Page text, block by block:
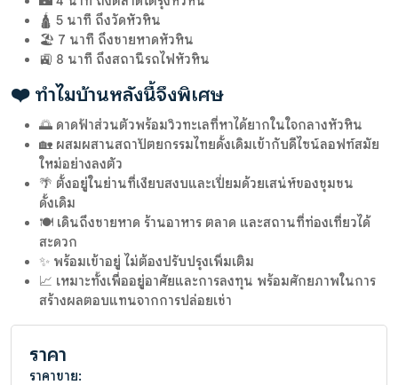
🛕 5 นาที ถึงวัดหัวหิน
🏖️ 7 นาที ถึงชายหาดหัวหิน
🚉 8 นาที ถึงสถานีรถไฟหัวหิน
❤️ ทำไมบ้านหลังนี้จึงพิเศษ
🌅 ดาดฟ้าส่วนตัวพร้อมวิวทะเลที่หาได้ยากในใจกลางหัวหิน
🏡 ผสมผสานสถาปัตยกรรมไทยดั้งเดิมเข้ากับดีไซน์ลอฟท์สมัย
ใหม่อย่างลงตัว
🌴 ตั้งอยู่ในย่านที่เงียบสงบและเปี่ยมด้วยเสน่ห์ของชุมชน
ดั้งเดิม
🍽️ เดินถึงชายหาด ร้านอาหาร ตลาด และสถานที่ท่องเที่ยวได้
สะดวก
✨ พร้อมเข้าอยู่ ไม่ต้องปรับปรุงเพิ่มเติม
📈 เหมาะทั้งเพื่ออยู่อาศัยและการลงทุน พร้อมศักยภาพในการ
สร้างผลตอบแทนจากการปล่อยเช่า
ราคา
ราคาขาย: